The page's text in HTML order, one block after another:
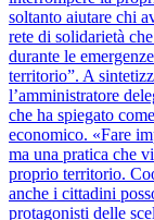
soltanto aiutare chi
rete di solidarietà
durante le
territorio”. A
l’amministratore
che ha spiegato
economico. «Fare
ma una pratica che
proprio territorio.
anche i cittadini
protagonisti delle